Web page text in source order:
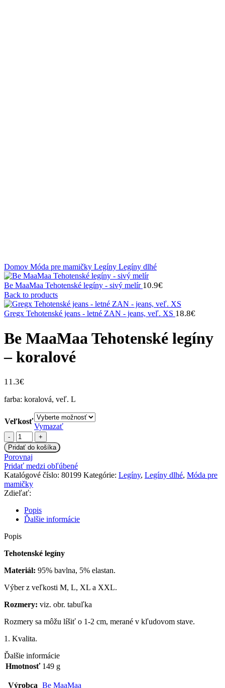
Domov Móda pre mamičky Legíny Legíny dlhé
Be MaaMaa Tehotenské legíny - sivý melír 10.9€
Back to products
Gregx Tehotenské jeans - letné ZAN - jeans, veľ. XS 18.8€
Be MaaMaa Tehotenské legíny
– koralové
11.3€
farba: koralová, veľ. L
Veľkosť
Vymazať
množstvo
Be
MaaMaa
Tehotenské
legíny
-
koralové
Pridať do košíka
Porovnaj
Pridať medzi obľúbené
Katalógové číslo: 80199 Kategórie: Legíny, Legíny dlhé, Móda pre
mamičky
Zdieľať:
Popis
Ďalšie informácie
Popis
Tehotenské legíny
Materiál: 95% bavlna, 5% elastan.
Výber z veľkosti M, L, XL a XXL.
Rozmery: viz. obr. tabuľka
Rozmery sa môžu líšiť o 1-2 cm, merané v kľudovom stave.
1. Kvalita.
Ďalšie informácie
Hmotnosť 149 g
Výrobca Be MaaMaa